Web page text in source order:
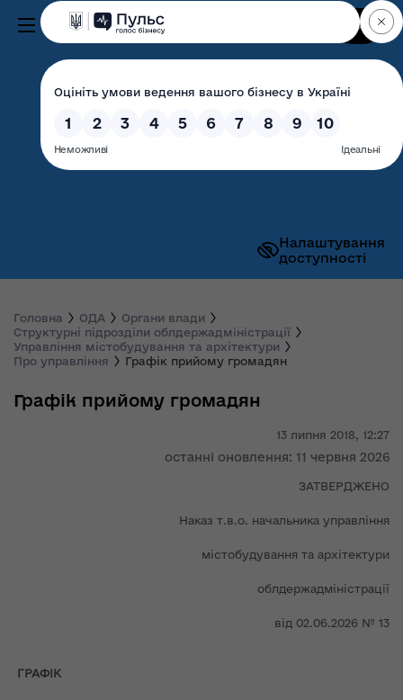
Налаштування
доступності
Волинська обласна
державна адміністрація
Головна ОДА
Органи влади
Структурні підрозділи облдержадміністрації
Управління містобудування та архітектури
Про управління
Графік прийому громадян
13 липня 2018, 12:27
останні оновлення: 11 червня 2026
Графік прийому громадян
ЗАТВЕРДЖЕНО
Наказ т.в.о. начальника управління
містобудування та архітектури
облдержадміністрації
від 02.06.2026 № 13
ГРАФІК